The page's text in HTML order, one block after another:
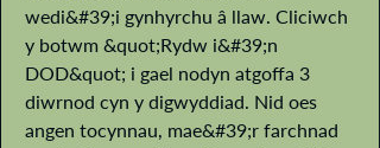
wedi&#39;i gynhyrchu â llaw. Cliciwch
y botwm &quot;Rydw i&#39;n
DOD&quot; i gael nodyn atgoffa 3
diwrnod cyn y digwyddiad. Nid oes
angen tocynnau, mae&#39;r farchnad